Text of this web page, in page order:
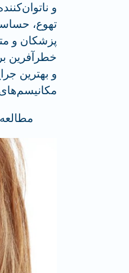
و
تهوع،
پزشکان و
خطرآفرین
و بهترین